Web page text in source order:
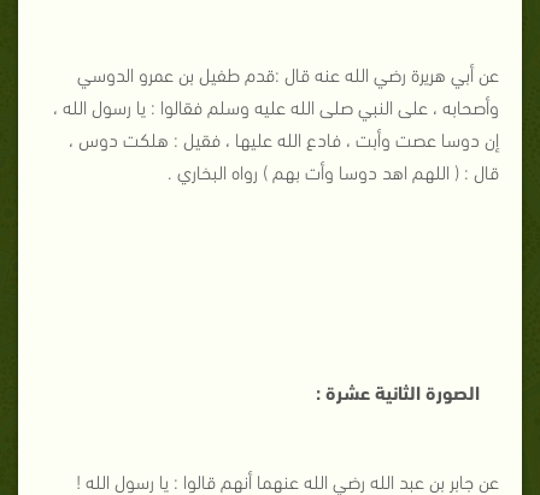
عن أبي هريرة رضي الله عنه قال :قدم طفيل بن عمرو الدوسي
وأصحابه ، على النبي صلى الله عليه وسلم فقالوا : يا رسول الله ،
إن دوسا عصت وأبت ، فادع الله عليها ، فقيل : هلكت دوس ،
قال : ( اللهم اهد دوسا وأت بهم ) رواه البخاري .
الصورة الثانية عشرة :
عن جابر بن عبد الله رضي الله عنهما أنهم قالوا : يا رسول الله !